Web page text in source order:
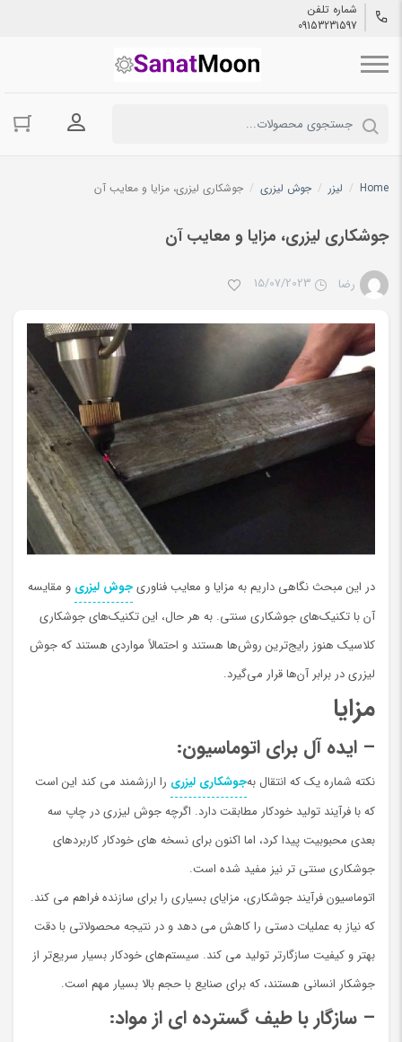
شماره تلفن
09153231597
ورود به
Home
/ لیزر / جوش لیزری / جوشکاری لیزری، مزایا و معایب آن
جوشکاری لیزری، مزایا و معایب آن
رضا 15/07/2023
در اين مبحث نگاهی داريم به مزایا و معایب فناوریجوش لیزری و مقایسه
آن با تکنیک‌های جوشکاری سنتی. به هر حال، این تکنیک‌های جوشکاری
کلاسیک هنوز رایج‌ترین روش‌ها هستند و احتمالاً مواردی هستند که جوش
لیزری در برابر آن‌ها قرار می‌گیرد.
مزايا
– ایده آل برای اتوماسیون:
نکته شماره یک که انتقال بهجوشکاری لیزری را ارزشمند می کند این است
که با فرآیند تولید خودکار مطابقت دارد. اگرچه جوش لیزری در چاپ سه
بعدی محبوبیت پیدا کرد، اما اکنون برای نسخه های خودکار کاربردهای
جوشکاری سنتی تر نیز مفید شده است.
اتوماسیون فرآیند جوشکاری، مزایای بسیاری را برای سازنده فراهم می کند.
كه نیاز به عملیات دستی را کاهش می دهد و در نتیجه محصولاتی با دقت
بهتر و کیفیت سازگارتر تولید می کند. سیستم‌های خودکار بسیار سریع‌تر از
جوشکار انسانی هستند، که برای صنایع با حجم بالا بسیار مهم است.
– سازگار با طیف گسترده ای از مواد: